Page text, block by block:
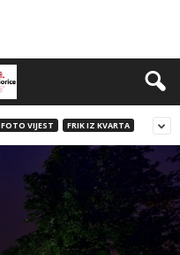
FOTO VIJEST FRIK IZ KVARTA